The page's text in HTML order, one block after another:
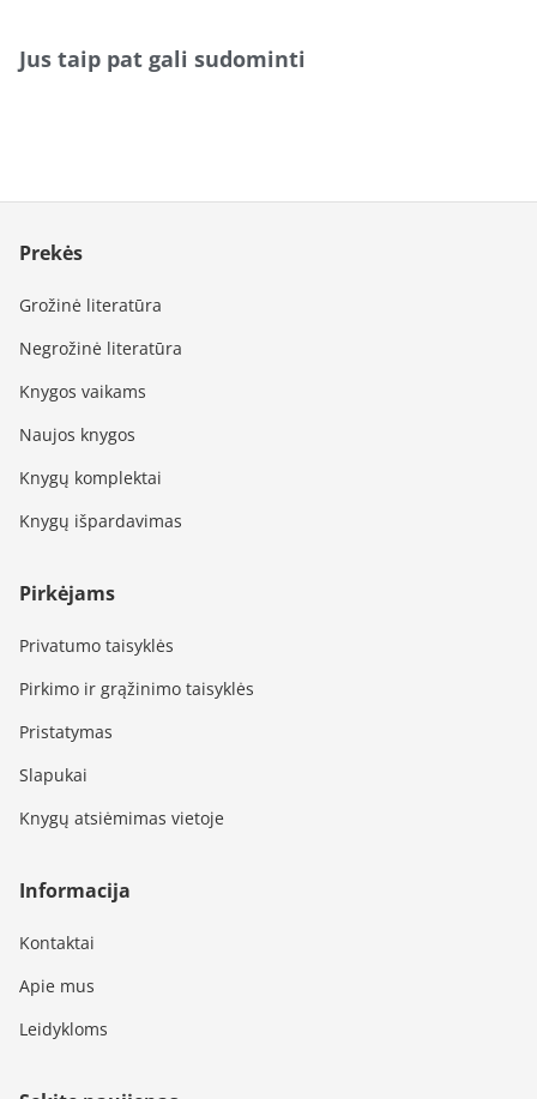
Jus taip pat gali sudominti
Prekės
Grožinė literatūra
Negrožinė literatūra
Knygos vaikams
Naujos knygos
Knygų komplektai
Knygų išpardavimas
Pirkėjams
Privatumo taisyklės
Pirkimo ir grąžinimo taisyklės
Pristatymas
Slapukai
Knygų atsiėmimas vietoje
Informacija
Kontaktai
Apie mus
Leidykloms